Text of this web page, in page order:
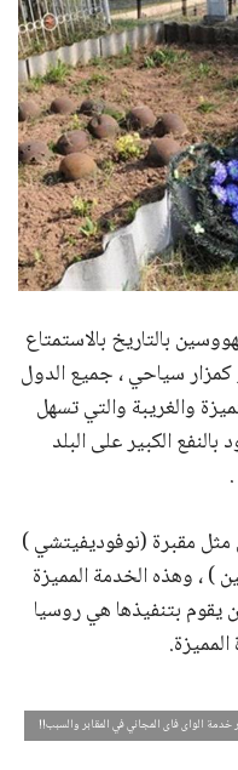
بالتاريخ بالاستمتاع
كمزار سياحي ، جميع الدول
والغريبة والتي تسهل
الكبير على البلد
مثل مقبرة (نوفوديفيتشي )
) ، وهذه الخدمة المميزة
بتنفيذها هي روسيا
الواى فاى المجاني في المقابر والسبب!!